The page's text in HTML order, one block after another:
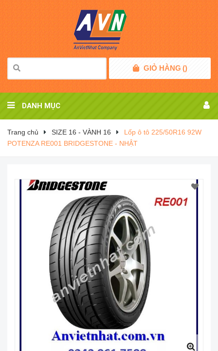
GIỎ HÀNG ()
DANH MỤC
Trang chủ SIZE 16 - VÀNH 16
Lốp ô tô 225/50R16 92W
POTENZA RE001 BRIDGESTONE - NHẬT